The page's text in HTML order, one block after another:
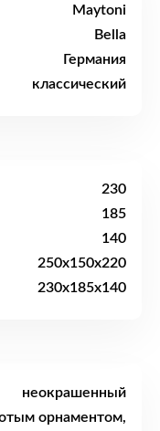
Maytoni
Bella
Германия
классический
230
185
140
250x150x220
230x185x140
неокрашенный
орнаментом,